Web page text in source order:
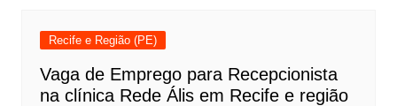
Recife e Região (PE)
Vaga de Emprego para Recepcionista
na clínica Rede Ális em Recife e região